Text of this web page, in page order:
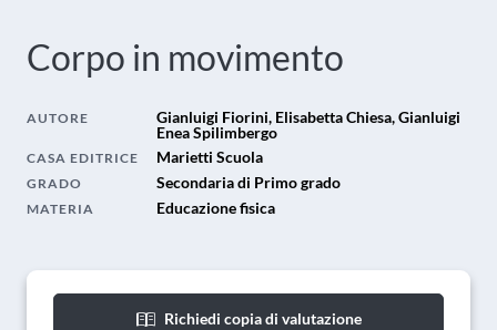
Corpo in movimento
AUTORE
Gianluigi Fiorini, Elisabetta Chiesa, Gianluigi
Enea Spilimbergo
CASA EDITRICE Marietti Scuola
GRADO Secondaria di Primo grado
MATERIA Educazione fisica
Richiedi copia di valutazione